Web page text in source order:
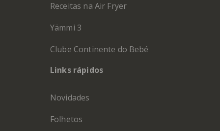
Receitas na Air Fryer
Yämmi 3
Clube Continente do Bebé
Links rápidos
Novidades
Folhetos